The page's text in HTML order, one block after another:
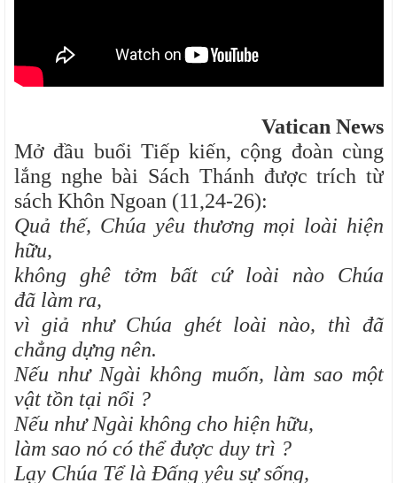
Vatican News
Mở đầu buổi Tiếp kiến, cộng đoàn cùng
lắng nghe bài Sách Thánh được trích từ
sách Khôn Ngoan (11,24-26):
Quả thế, Chúa yêu thương mọi loài hiện
hữu,
không ghê tởm bất cứ loài nào Chúa
đã làm ra,
vì giả như Chúa ghét loài nào, thì đã
chẳng dựng nên.
Nếu như Ngài không muốn, làm sao một
vật tồn tại nổi ?
Nếu như Ngài không cho hiện hữu,
làm sao nó có thể được duy trì ?
Lạy Chúa Tể là Đấng yêu sự sống,